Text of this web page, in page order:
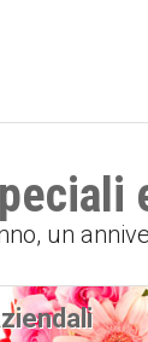
un